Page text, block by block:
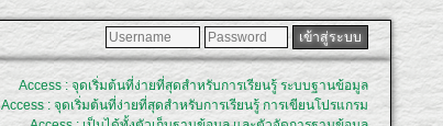
Access : จุดเริ่มต้นที่ง่ายที่สุดสำหรับการเรียนรู้ ระบบฐานข้อมูล
Access : จุดเริ่มต้นที่ง่ายที่สุดสำหรับการเรียนรู้ การเขียนโปรแกรม